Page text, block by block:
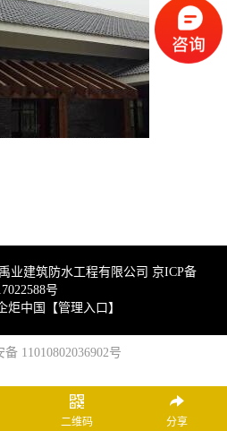
业建筑防水工程有限公司 京ICP备
号
炬中国 【管理入口 】
备 11010802036902号
二维码 分享